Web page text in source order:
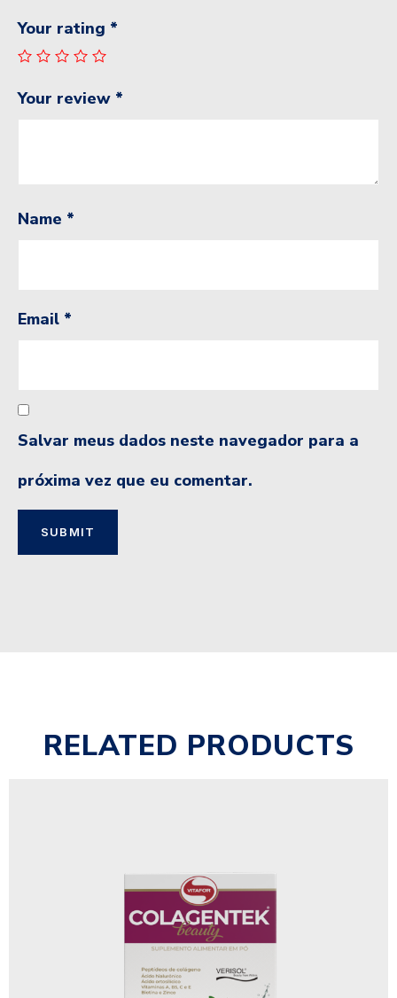
Your rating *
Your review *
Name *
Email *
Salvar meus dados neste navegador para a
próxima vez que eu comentar.
RELATED PRODUCTS